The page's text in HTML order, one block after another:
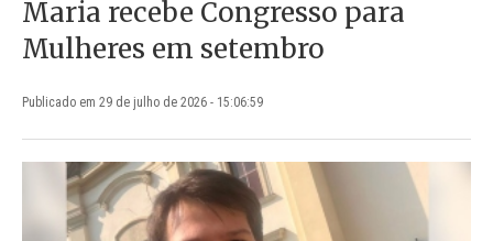
Maria recebe Congresso para
Mulheres em setembro
Publicado em 29 de julho de 2026 - 15:06:59